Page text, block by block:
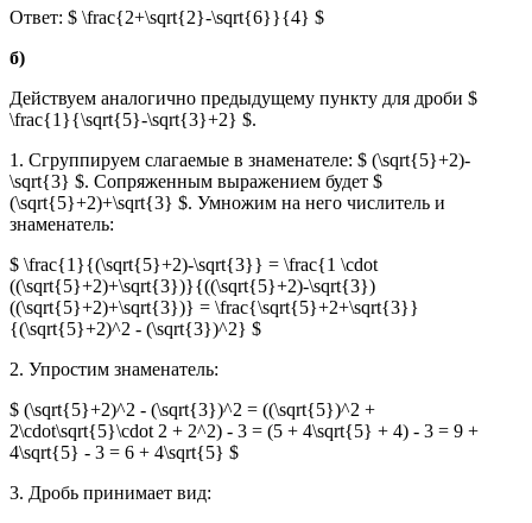
Ответ: $ \frac{2+\sqrt{2}-\sqrt{6}}{4} $
б)
Действуем аналогично предыдущему пункту для дроби $
\frac{1}{\sqrt{5}-\sqrt{3}+2} $.
1. Сгруппируем слагаемые в знаменателе: $ (\sqrt{5}+2)-
\sqrt{3} $. Сопряженным выражением будет $
(\sqrt{5}+2)+\sqrt{3} $. Умножим на него числитель и
знаменатель:
$ \frac{1}{(\sqrt{5}+2)-\sqrt{3}} = \frac{1 \cdot
((\sqrt{5}+2)+\sqrt{3})}{((\sqrt{5}+2)-\sqrt{3})
((\sqrt{5}+2)+\sqrt{3})} = \frac{\sqrt{5}+2+\sqrt{3}}
{(\sqrt{5}+2)^2 - (\sqrt{3})^2} $
2. Упростим знаменатель:
$ (\sqrt{5}+2)^2 - (\sqrt{3})^2 = ((\sqrt{5})^2 +
2\cdot\sqrt{5}\cdot 2 + 2^2) - 3 = (5 + 4\sqrt{5} + 4) - 3 = 9 +
4\sqrt{5} - 3 = 6 + 4\sqrt{5} $
3. Дробь принимает вид: